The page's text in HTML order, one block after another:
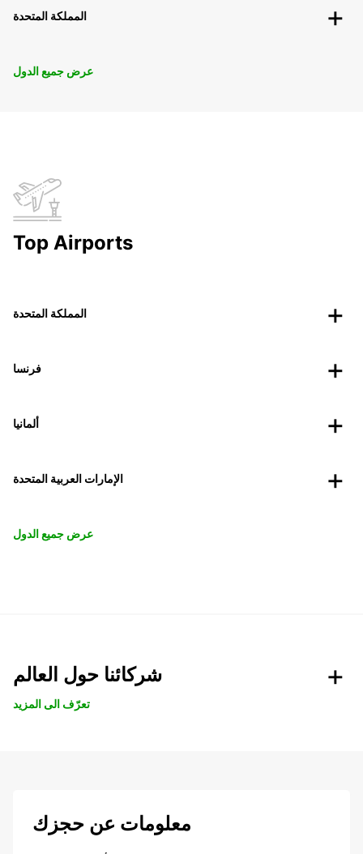
المملكة المتحدة
عرض جميع الدول
Top Airports
المملكة المتحدة
فرنسا
ألمانيا
الإمارات العربية المتحدة
عرض جميع الدول
شركائنا حول العالم
تعرّف الى المزيد
معلومات عن حجزك